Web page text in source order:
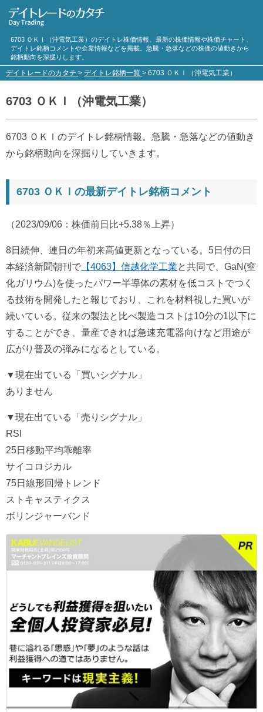
6703 ＯＫＩ（沖電気工業）のデイトレ株価情報。最新の株価情報や株価チャート、
デイトレ銘柄コメントや企業情報などを掲載。急騰・急落などの株価の値動きから
銘柄動向を深掘りします。
デイトレードのカタチ > デイトレ銘柄一覧 > 6703 ＯＫＩ（沖電気工業）
6703 ＯＫＩ（沖電気工業）
6703 ＯＫＩのデイトレ銘柄情報。急騰・急落などの値動き
から銘柄動向を深掘りしていきます。
6703 ＯＫＩの最新デイトレ銘柄コメント
（2023/09/06：株価前日比+5.38％上昇）
8日続伸、連日の年初来高値更新となっている。5日付の日
本経済新聞朝刊で 【4063】信越化学工業と共同で、GaN(窒
化ガリウム)を使ったパワー半導体の素材を低コストでつく
る技術を開発したと報じており、これを材料視した買いが
続いている。従来の製法と比べ製造コストは10分の1以下に
することができ、量産できれば急速充電器向けなど用途が
広がり普及の弾みになるとしている。
▼現在出ている「買いシグナル」
ありません
▼現在出ている「売りシグナル」
RSI
25日移動平均乖離率
サイコロジカル
75日線形回帰トレンド
ストキャスティクス
ボリンジャーバンド